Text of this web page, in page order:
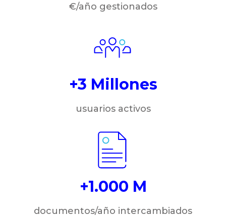
€/año gestionados
+3 Millones
usuarios activos
+1.000 M
documentos/año intercambiados